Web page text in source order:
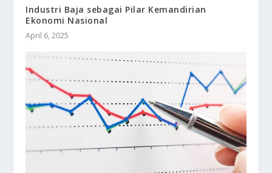
Industri Baja sebagai Pilar Kemandirian
Ekonomi Nasional
April 6, 2025